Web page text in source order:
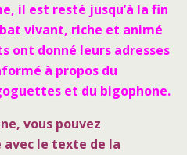
il est resté jusqu’à la fin
vivant, riche et animé
ont donné leurs adresses
à propos du
et du bigophone.
vous pouvez
le texte de la